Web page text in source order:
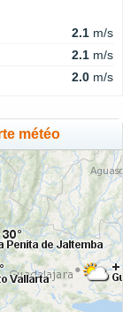
2.1 m/s
2.1 m/s
2.0 m/s
météo